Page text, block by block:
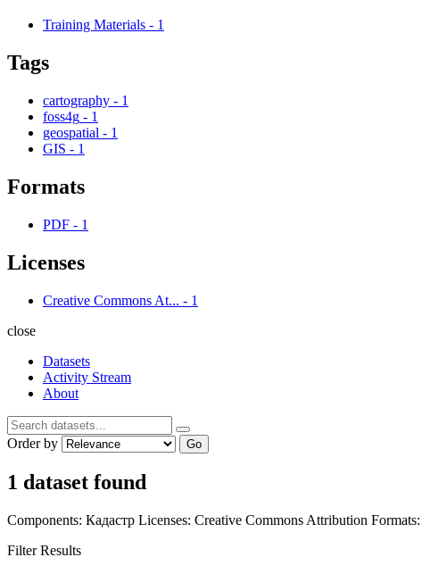
Training Materials - 1
Tags
cartography - 1
foss4g - 1
geospatial - 1
GIS - 1
Formats
PDF - 1
Licenses
Creative Commons At... - 1
close
Datasets
Activity Stream
About
Order by Go
1 dataset found
Components: Кадастр Licenses: Creative Commons Attribution Formats:
Filter Results